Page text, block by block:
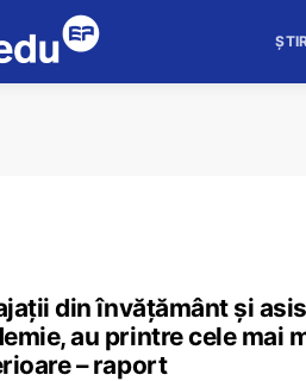
din învățământ și
au printre cele mai
– raport